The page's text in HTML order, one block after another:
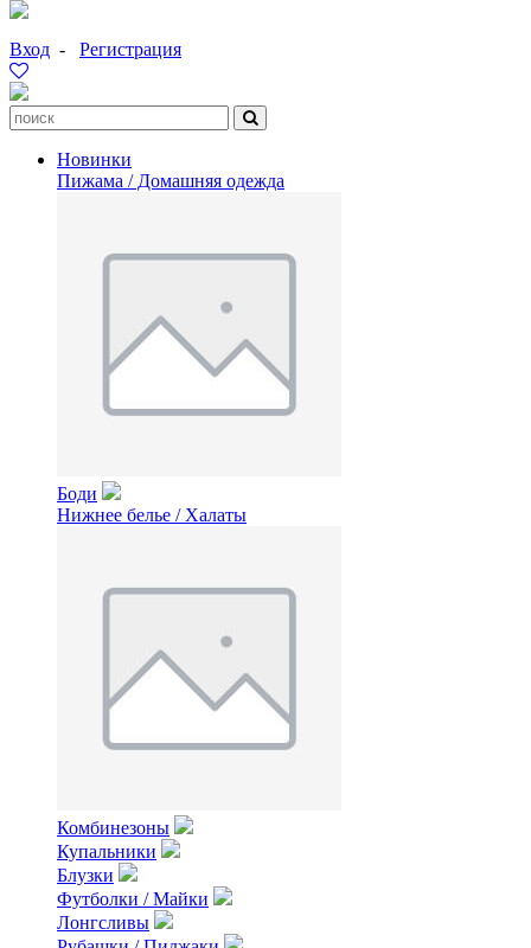
Вход - Регистрация
Новинки
Пижама / Домашняя одежда
Боди
Нижнее белье / Халаты
Комбинезоны
Купальники
Блузки
Футболки / Майки
Лонгсливы